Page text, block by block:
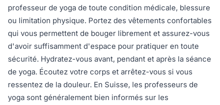
professeur de yoga de toute condition médicale, blessure
ou limitation physique. Portez des vêtements confortables
qui vous permettent de bouger librement et assurez-vous
d'avoir suffisamment d'espace pour pratiquer en toute
sécurité. Hydratez-vous avant, pendant et après la séance
de yoga. Écoutez votre corps et arrêtez-vous si vous
ressentez de la douleur. En Suisse, les professeurs de
yoga sont généralement bien informés sur les